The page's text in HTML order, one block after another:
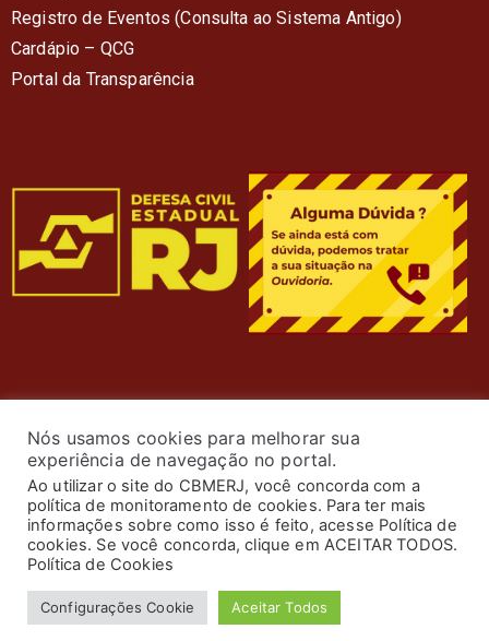
Registro de Eventos (Consulta ao Sistema Antigo)
Cardápio – QCG
Portal da Transparência
© 2024 Corpo de Bombeiros Militar do Estado do Rio de
Janeiro. Todos os Direitos Reservados. Desenvolvimento
porASTI.
Nós usamos cookies para melhorar sua
experiência de navegação no portal.
Ao utilizar o site do CBMERJ, você concorda com a
política de monitoramento de cookies. Para ter mais
informações sobre como isso é feito, acesse Política de
cookies. Se você concorda, clique em ACEITAR TODOS.
Política de Cookies
Configurações Cookie Aceitar Todos